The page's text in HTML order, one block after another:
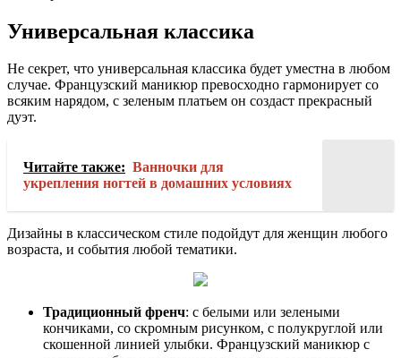
Универсальная классика
Не секрет, что универсальная классика будет уместна в любом
случае. Французский маникюр превосходно гармонирует со
всяким нарядом, с зеленым платьем он создаст прекрасный
дуэт.
Читайте также: Ванночки для
укрепления ногтей в домашних условиях
Дизайны в классическом стиле подойдут для женщин любого
возраста, и события любой тематики.
Традиционный френч: с белыми или зелеными
кончиками, со скромным рисунком, с полукруглой или
скошенной линией улыбки. Французский маникюр с